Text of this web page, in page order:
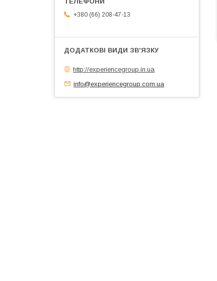
+380 (66) 208-47-13
http://experiencegroup.in.ua
info@experiencegroup.com.ua